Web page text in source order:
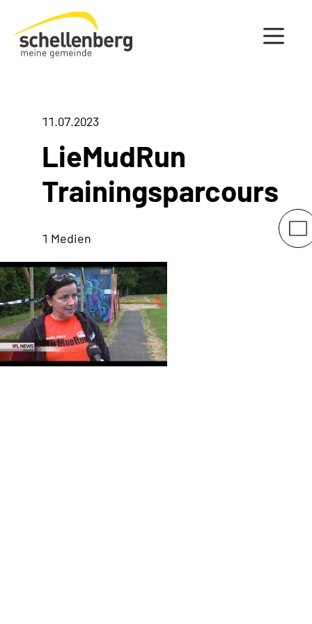
Gemeinde Schellenberg Startseite
11.07.2023
LieMudRun
Trainingsparcours
1 Medien